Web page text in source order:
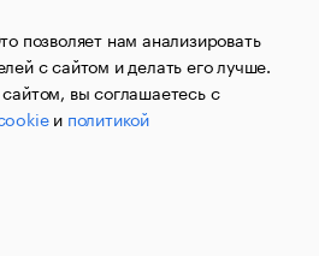
Бугульминский р-н, г
д 59А
позволяет нам анализировать
с сайтом и делать его лучше.
вы соглашаетесь с
и политикой